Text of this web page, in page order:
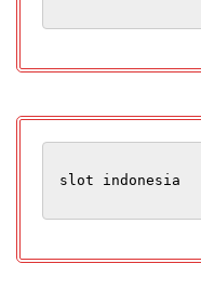
slot indonesia